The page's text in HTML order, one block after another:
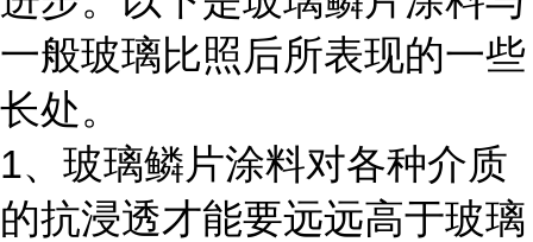
一般玻璃比照后所表现的一些
长处。
1、玻璃鳞片涂料对各种介质
的抗浸透才能要远远高于玻璃